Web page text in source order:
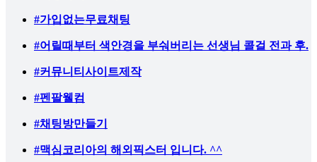
#가입없는무료채팅
#어릴때부터 색안경을 부숴버리는 선생님 콜걸 전과 후.
#커뮤니티사이트제작
#펜팔웰컴
#채팅방만들기
#맥심코리아의 해외픽스터 입니다. ^^